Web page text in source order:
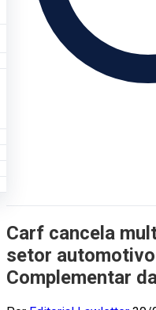
Carf cancela
setor
Complementar